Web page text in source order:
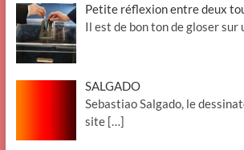
Petite réflexion entre deux
Il est de bon ton de gloser sur
SALGADO
Sebastiao Salgado, le
site […]